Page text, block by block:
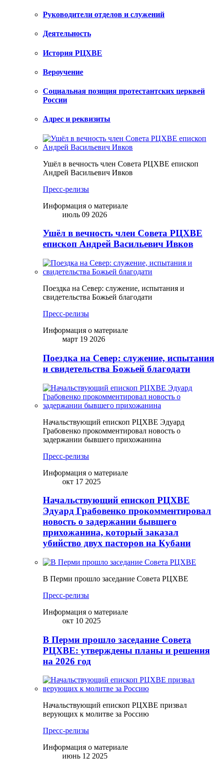
Руководители отделов и служений
Деятельность
История РЦХВЕ
Вероучение
Социальная позиция протестантских церквей
России
Адрес и реквизиты
Ушёл в вечность член Совета РЦХВЕ епископ
Андрей Васильевич Ивков
Пресс-релизы
Информация о материале
июль 09 2026
Ушёл в вечность член Совета РЦХВЕ
епископ Андрей Васильевич Ивков
Поездка на Север: служение, испытания и
свидетельства Божьей благодати
Пресс-релизы
Информация о материале
март 19 2026
Поездка на Север: служение, испытания
и свидетельства Божьей благодати
Начальствующий епископ РЦХВЕ Эдуард
Грабовенко прокомментировал новость о
задержании бывшего прихожанина
Пресс-релизы
Информация о материале
окт 17 2025
Начальствующий епископ РЦХВЕ
Эдуард Грабовенко прокомментировал
новость о задержании бывшего
прихожанина, который заказал
убийство двух пасторов на Кубани
В Перми прошло заседание Совета РЦХВЕ
Пресс-релизы
Информация о материале
окт 10 2025
В Перми прошло заседание Совета
РЦХВЕ: утверждены планы и решения
на 2026 год
Начальствующий епископ РЦХВЕ призвал
верующих к молитве за Россию
Пресс-релизы
Информация о материале
июнь 12 2025